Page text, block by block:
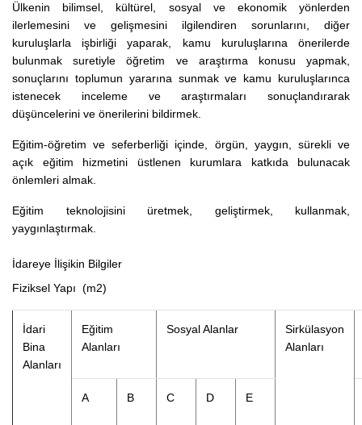
Ülkenin bilimsel, kültürel, sosyal ve ekonomik yönlerden
ilerlemesini ve gelişmesini ilgilendiren sorunlarını, diğer
kuruluşlarla işbirliği yaparak, kamu kuruluşlarına önerilerde
bulunmak suretiyle öğretim ve araştırma konusu yapmak,
sonuçlarını toplumun yararına sunmak ve kamu kuruluşlarınca
istenecek inceleme ve araştırmaları sonuçlandırarak
düşüncelerini ve önerilerini bildirmek.
Eğitim-öğretim ve seferberliği içinde, örgün, yaygın, sürekli ve
açık eğitim hizmetini üstlenen kurumlara katkıda bulunacak
önlemleri almak.
Eğitim teknolojisini üretmek, geliştirmek, kullanmak,
yaygınlaştırmak.
İdareye İlişikin Bilgiler
Fiziksel Yapı (m2)
İdari
Bina
Alanları
Eğitim
Alanları
Sosyal Alanlar
Sirkülasyon
Alanları
A B C D E